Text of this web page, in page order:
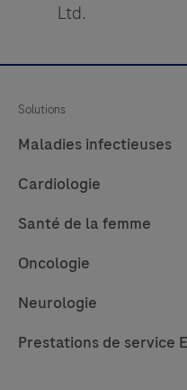
Ltd.
Solutions
Maladies infectieuses
Cardiologie
Santé de la femme
Oncologie
Neurologie
Prestations de service